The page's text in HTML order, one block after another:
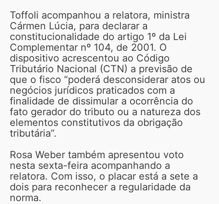
Toffoli acompanhou a relatora, ministra
Cármen Lúcia, para declarar a
constitucionalidade do artigo 1º da Lei
Complementar nº 104, de 2001. O
dispositivo acrescentou ao Código
Tributário Nacional (CTN) a previsão de
que o fisco “poderá desconsiderar atos ou
negócios jurídicos praticados com a
finalidade de dissimular a ocorrência do
fato gerador do tributo ou a natureza dos
elementos constitutivos da obrigação
tributária”.
Rosa Weber também apresentou voto
nesta sexta-feira acompanhando a
relatora. Com isso, o placar está a sete a
dois para reconhecer a regularidade da
norma.